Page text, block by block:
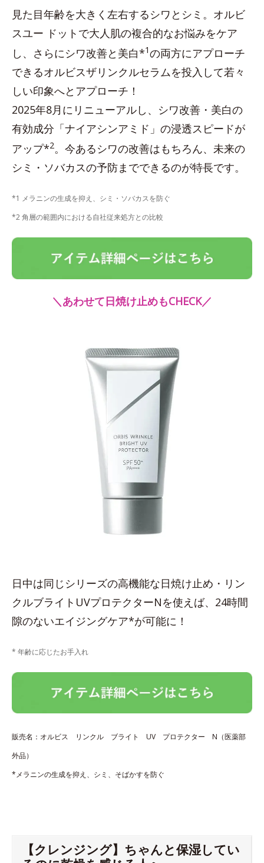
見た目年齢を大きく左右するシワとシミ。オルビ
スユー ドットで大人肌の複合的なお悩みをケア
し、さらにシワ改善と美白*1の両方にアプローチ
できるオルビスザリンクルセラムを投入して若々
しい印象へとアプローチ！
2025年8月にリニューアルし、シワ改善・美白の
有効成分「ナイアシンアミド」の浸透スピードが
アップ*2。今あるシワの改善はもちろん、未来の
シミ・ソバカスの予防までできるのが特長です。
*1 メラニンの生成を抑え、シミ・ソバカスを防ぐ
*2 角層の範囲内における自社従来処方との比較
＼あわせて日焼け止めもCHECK／
日中は同じシリーズの高機能な日焼け止め・リン
クルブライトUVプロテクターNを使えば、24時間
隙のないエイジングケア*が可能に！
* 年齢に応じたお手入れ
販売名：オルビス リンクル ブライト UV プロテクター N（医薬部
外品）
*メラニンの生成を抑え、シミ、そばかすを防ぐ
【クレンジング】ちゃんと保湿してい